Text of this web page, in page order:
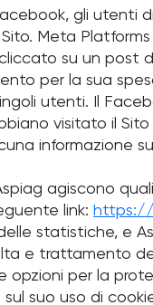
gli utenti
Meta
su un post
per la sua
utenti. Il
visitato il
informazione
agiscono
link: https://
statistiche, e
e
per la
sul suo uso di